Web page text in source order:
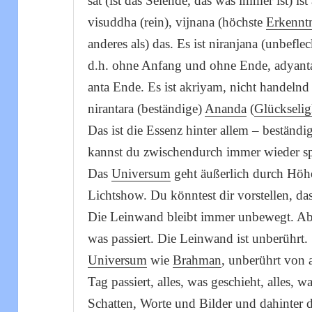
visuddha (rein), vijnana (höchste
anderes als) das. Es ist niranjana
d.h. ohne Anfang und ohne Ende,
anta Ende. Es ist akriyam, nicht
nirantara (beständige) Ananda (
Das ist die Essenz hinter allem –
kannst du zwischendurch immer wieder
DasUniversum geht äußerlich durch
Lichtshow. Du könntest dir vorstellen,
Die Leinwand bleibt immer unbewegt.
was passiert. Die Leinwand ist unberührt.
Universum wieBrahman, unberührt von
Tag passiert, alles, was geschieht, alles,
Schatten, Worte und Bilder und dahinter